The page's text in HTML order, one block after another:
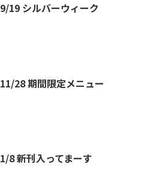
9/19 シルバーウィーク
11/28 期間限定メニュー
1/8 新刊入ってまーす